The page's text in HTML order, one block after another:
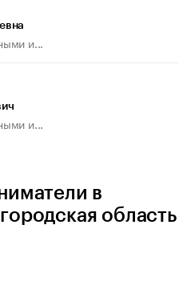
и...
и...
в
область